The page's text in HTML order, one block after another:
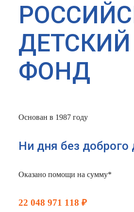
ДЕТСКИЙ
ФОНД
Основан в 1987 году
Ни дня без доброго
Оказано помощи на сумму*
22 048 971 118 ₽